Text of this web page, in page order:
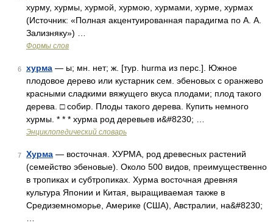
хурму, хурмы, хурмой, хурмою, хурмами, хурме, хурмах
(Источник: «Полная акцентуированная парадигма по А. А.
Зализняку») …
Формы слов
6 хурма — ы; мн. нет; ж. [тур. hurma из перс.]. Южное
плодовое дерево или кустарник сем. эбеновых с оранжево
красными сладкими вяжущего вкуса плодами; плод такого
дерева. □ собир. Плоды такого дерева. Купить немного
хурмы. * * * хурма род деревьев и&#8230; …
Энциклопедический словарь
7 Хурма — восточная. ХУРМА, род древесных растений
(семейство эбеновые). Около 500 видов, преимущественно
в тропиках и субтропиках. Хурма восточная древняя
культура Японии и Китая, выращиваемая также в
Средиземноморье, Америке (США), Австралии, на&#8230;